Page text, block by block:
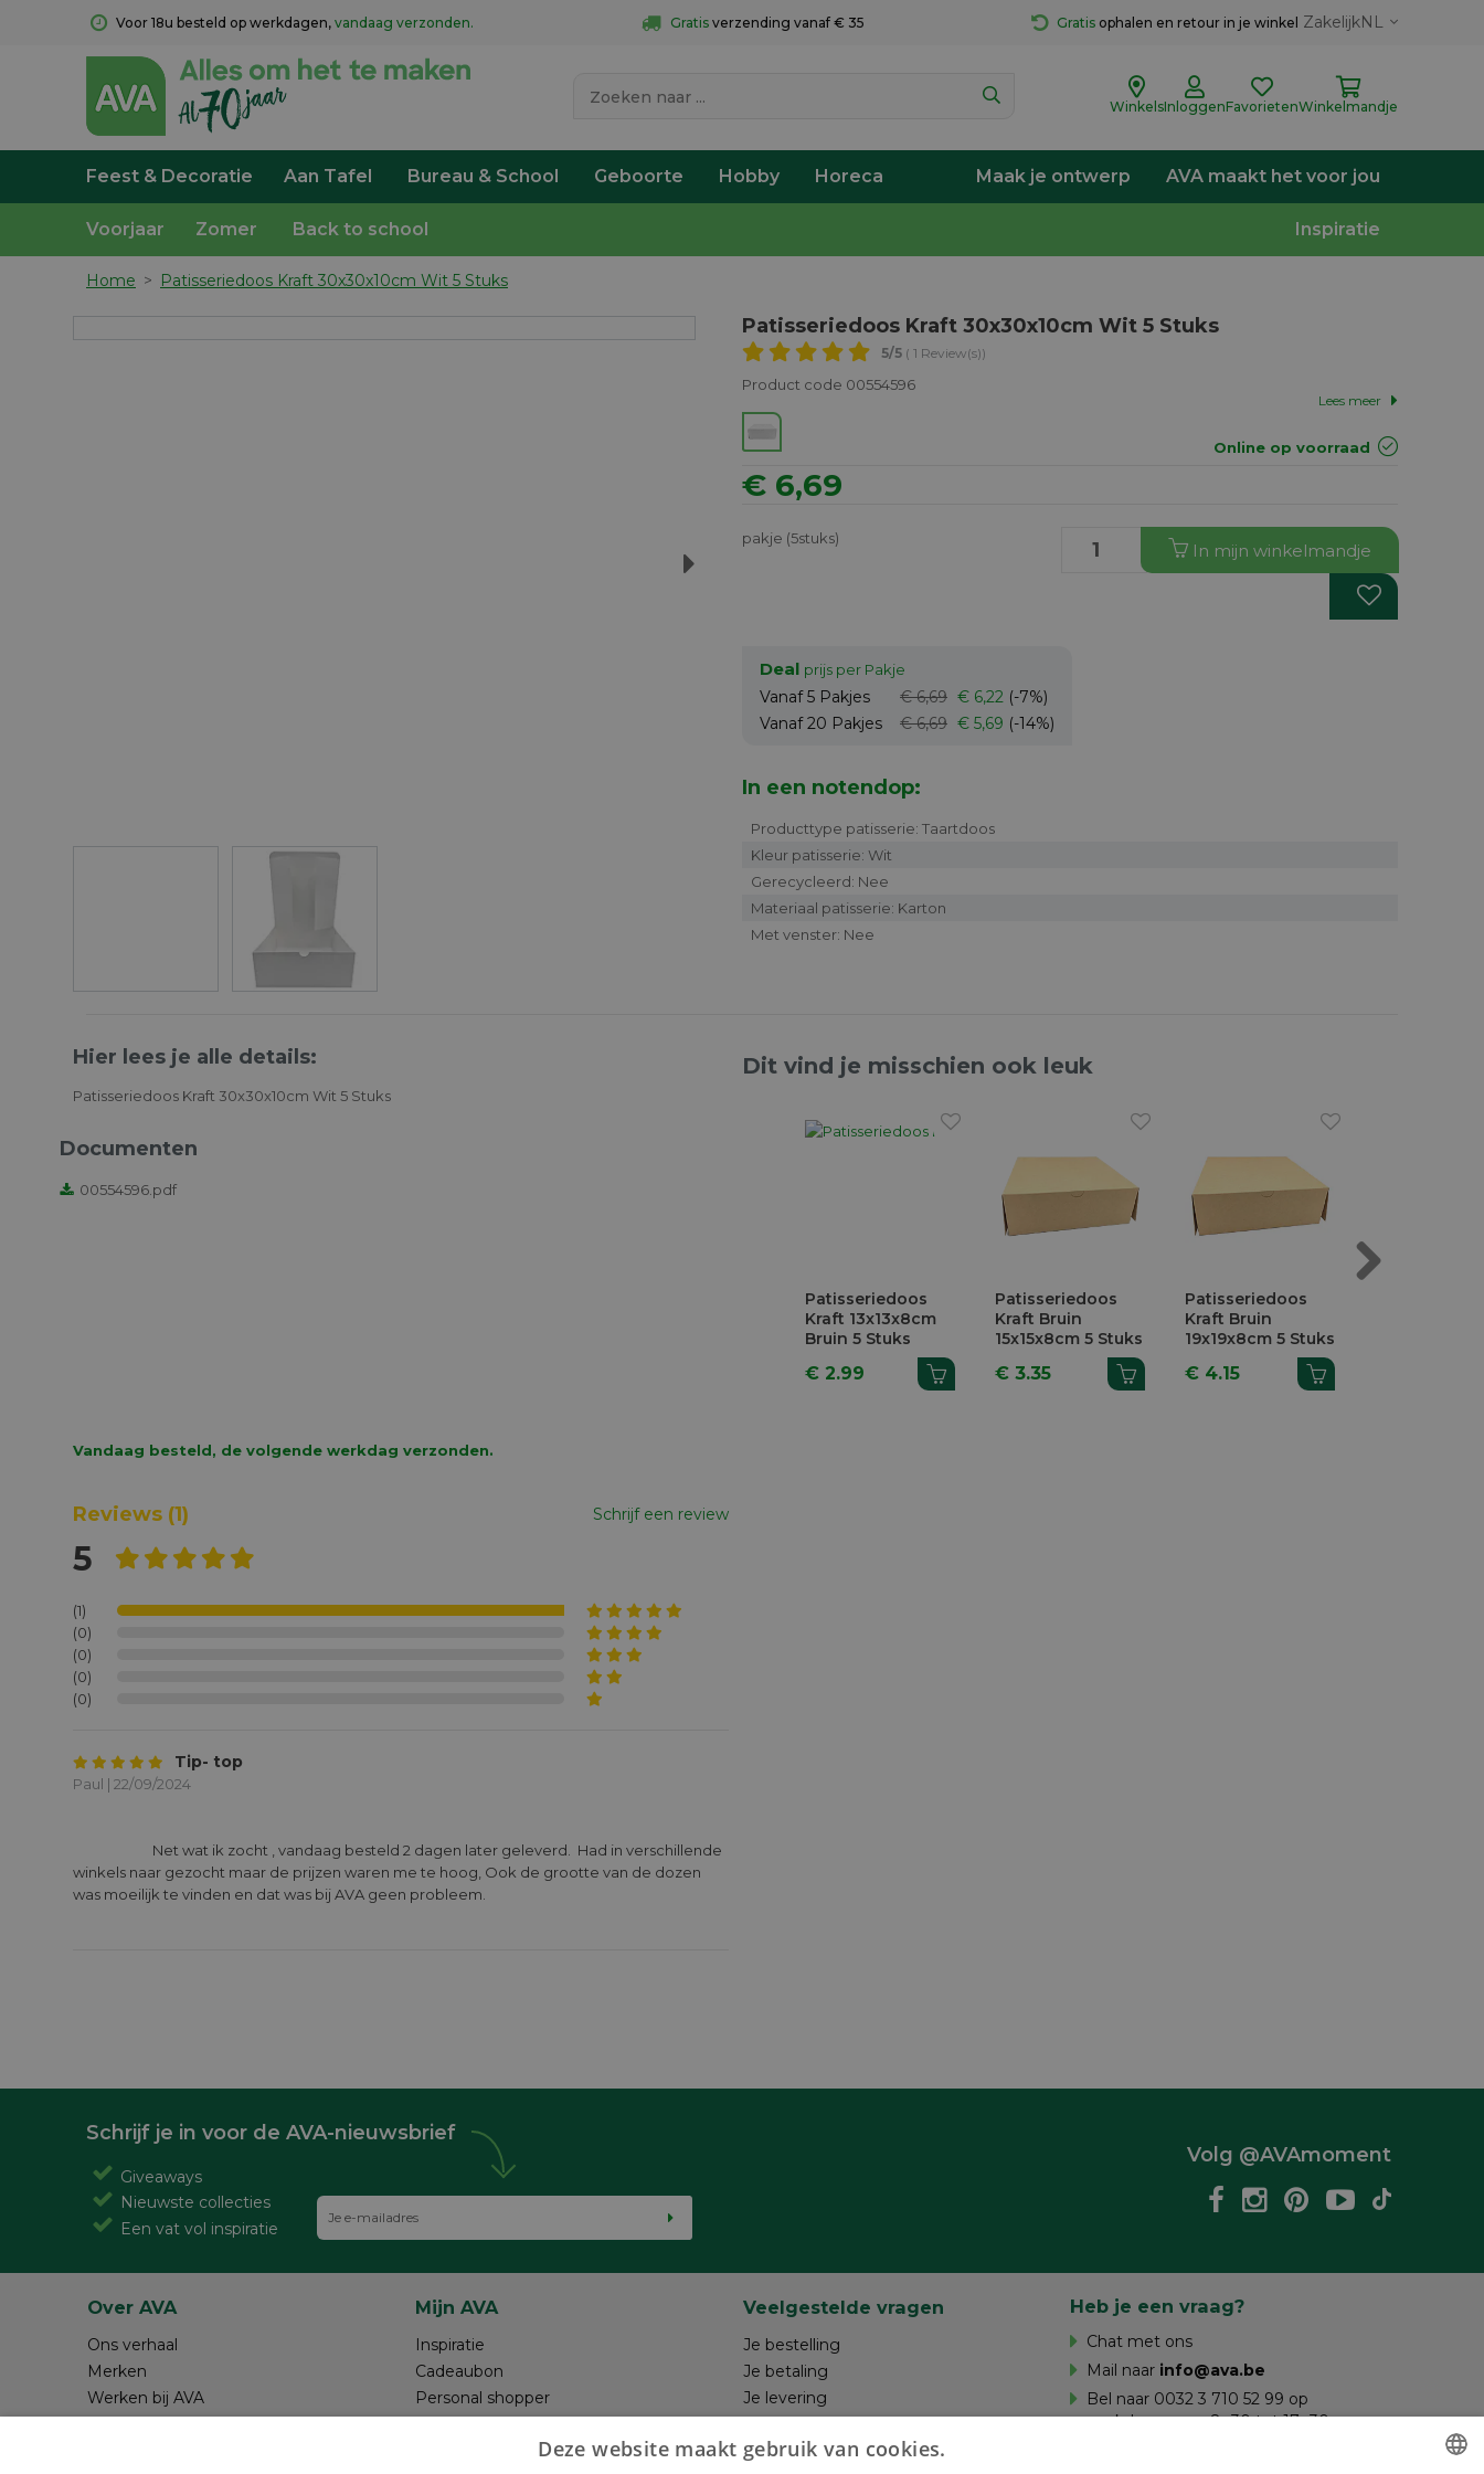
Voor 18u besteld op werkdagen, vandaag verzonden. Gratis verzending vanaf € 35 Gratis ophalen en retour in je winkel ZakelijkNL
WinkelsInloggenFavorietenWinkelmandje
Feest & Decoratie Aan Tafel Bureau & School Geboorte Hobby Horeca Maak je ontwerp AVA maakt het voor jou
Voorjaar Zomer Back to school Inspiratie
Home > Patisseriedoos Kraft 30x30x10cm Wit 5 Stuks
Next
Patisseriedoos Kraft 30x30x10cm Wit 5 Stuks
5/5 ( 1 Review(s))
Product code 00554596
Lees meer
Online op voorraad
€ 6,69
pakje (5stuks)
In mijn winkelmandje
Deal prijs per Pakje
Vanaf 5 Pakjes € 6,69 € 6,22 (-7%)
Vanaf 20 Pakjes € 6,69 € 5,69 (-14%)
In een notendop:
Producttype patisserie: Taartdoos
Kleur patisserie: Wit
Gerecycleerd: Nee
Materiaal patisserie: Karton
Met venster: Nee
Hier lees je alle details:
Patisseriedoos Kraft 30x30x10cm Wit 5 Stuks
Documenten
00554596.pdf
Dit vind je misschien ook leuk
Patisseriedoos
Kraft 13x13x8cm
Bruin 5 Stuks
€ 2.99
Patisseriedoos
Kraft Bruin
15x15x8cm 5 Stuks
€ 3.35
Patisseriedoos
Kraft Bruin
19x19x8cm 5 Stuks
€ 4.15
Vandaag besteld, de volgende werkdag verzonden.
Reviews (1) Schrijf een review
5
(1)
(0)
(0)
(0)
(0)
Tip- top
Paul | 22/09/2024
winkels naar gezocht maar de prijzen waren me te hoog, Ook de grootte van de dozen
was moeilijk te vinden en dat was bij AVA geen probleem.
Schrijf je in voor de AVA-nieuwsbrief
Giveaways
Nieuwste collecties
Een vat vol inspiratie
Volg @AVAmoment
Over AVA
Ons verhaal
Merken
Werken bij AVA
Mijn AVA
Inspiratie
Cadeaubon
Personal shopper
Review schrijven
Veelgestelde vragen
Je bestelling
Je betaling
Je levering
Maak je ontwerp
Heb je een vraag?
Chat met ons
Mail naar info@ava.be
Bel naar 0032 3 710 52 99 op
werkdagen van 8u30 tot 17u30 en op
Deze website maakt gebruik van cookies.